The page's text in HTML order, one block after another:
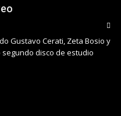
Gustavo Cerati, Zeta Bosio y
disco de estudio